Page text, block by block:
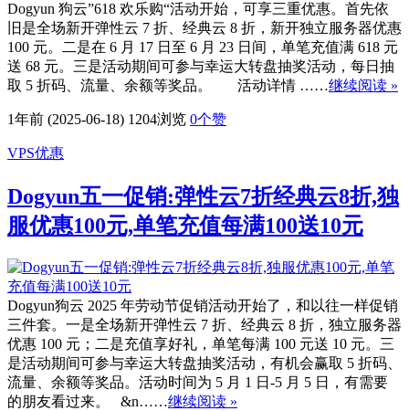
Dogyun 狗云”618 欢乐购“活动开始，可享三重优惠。首先依
旧是全场新开弹性云 7 折、经典云 8 折，新开独立服务器优惠
100 元。二是在 6 月 17 日至 6 月 23 日间，单笔充值满 618 元
送 68 元。三是活动期间可参与幸运大转盘抽奖活动，每日抽
取 5 折码、流量、余额等奖品。 活动详情 ……继续阅读 »
1年前 (2025-06-18) 1204浏览 0个赞
VPS优惠
Dogyun五一促销:弹性云7折经典云8折,独
服优惠100元,单笔充值每满100送10元
Dogyun狗云 2025 年劳动节促销活动开始了，和以往一样促销
三件套。一是全场新开弹性云 7 折、经典云 8 折，独立服务器
优惠 100 元；二是充值享好礼，单笔每满 100 元送 10 元。三
是活动期间可参与幸运大转盘抽奖活动，有机会赢取 5 折码、
流量、余额等奖品。活动时间为 5 月 1 日-5 月 5 日，有需要
的朋友看过来。 &n……继续阅读 »